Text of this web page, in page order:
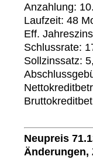
Anzahlung:
Laufzeit: 48
Eff.
Schlussrate:
Sollzinssatz:
Neupreis
Änderungen,